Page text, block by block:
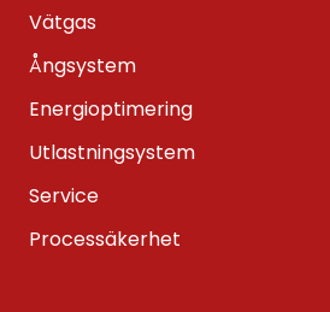
Vätgas
Ångsystem
Energioptimering
Utlastningsystem
Service
Processäkerhet